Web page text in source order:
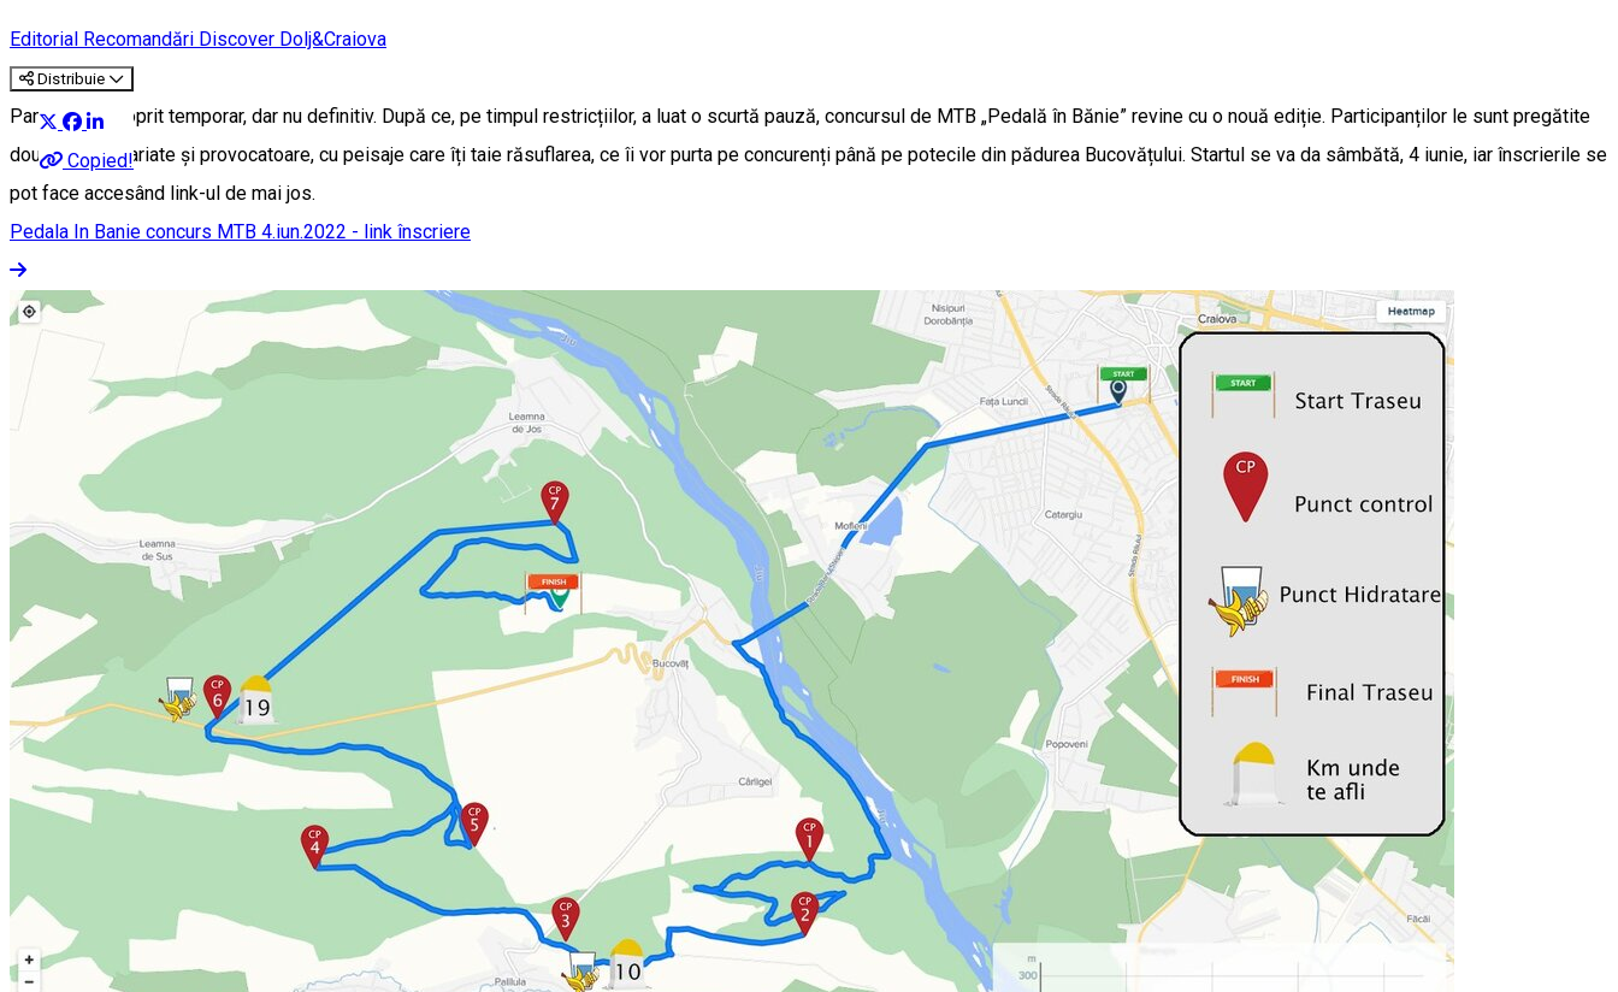
Editorial Recomandări Discover Dolj&Craiova
Distribuie
Copied!
Pandemia l-a oprit temporar, dar nu definitiv. După ce, pe timpul restricțiilor, a luat o scurtă pauză, concursul de MTB „Pedală în Bănie” revine cu o nouă ediție. Participanților le sunt pregătite
două trasee, variate și provocatoare, cu peisaje care îți taie răsuflarea, ce îi vor purta pe concurenți până pe potecile din pădurea Bucovățului. Startul se va da sâmbătă, 4 iunie, iar înscrierile se
pot face accesând link-ul de mai jos.
Pedala In Banie concurs MTB 4.iun.2022 - link înscriere